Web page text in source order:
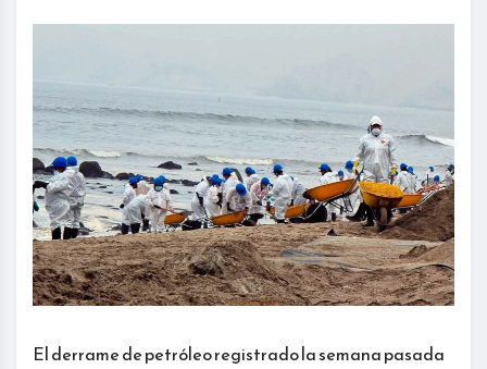
El derrame de petróleo registrado la semana pasada